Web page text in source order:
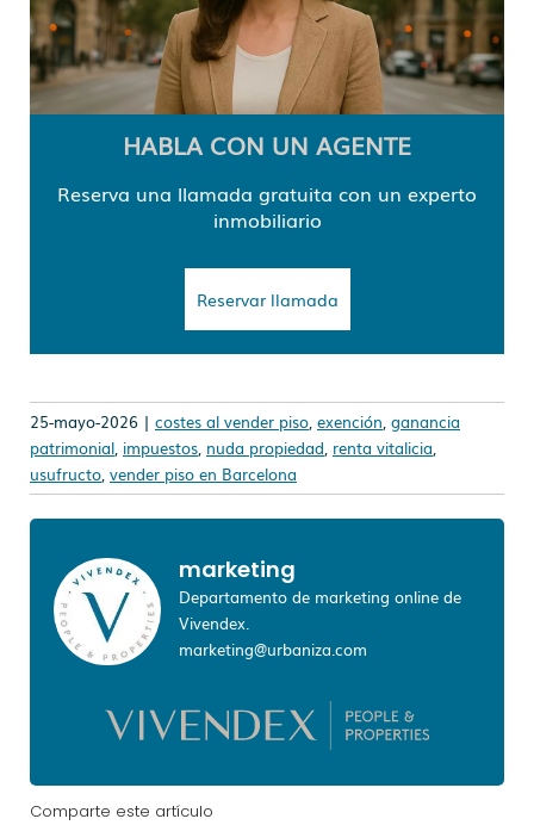
HABLA CON UN AGENTE
Reserva una llamada gratuita con un experto
inmobiliario
Reservar llamada
25-mayo-2026 | costes al vender piso exención ganancia
patrimonial impuestos nuda propiedad renta vitalicia
usufructo vender piso en Barcelona
marketing
Departamento de marketing online de
Vivendex.
marketing@urbaniza.com
Comparte este artículo